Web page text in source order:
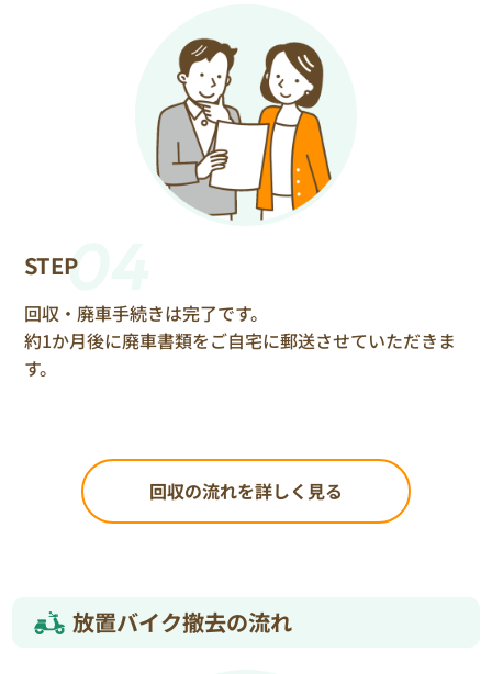
STEP04
回収・廃車手続きは完了です。
約1か月後に廃車書類をご自宅に郵送させていただきま
す。
回収の流れを詳しく見る
放置バイク撤去の流れ